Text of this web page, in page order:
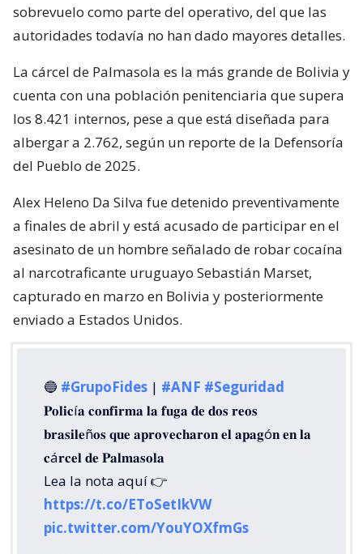
sobrevuelo como parte del operativo, del que las
autoridades todavía no han dado mayores detalles.
La cárcel de Palmasola es la más grande de Bolivia y
cuenta con una población penitenciaria que supera
los 8.421 internos, pese a que está diseñada para
albergar a 2.762, según un reporte de la Defensoría
del Pueblo de 2025.
Alex Heleno Da Silva fue detenido preventivamente
a finales de abril y está acusado de participar en el
asesinato de un hombre señalado de robar cocaína
al narcotraficante uruguayo Sebastián Marset,
capturado en marzo en Bolivia y posteriormente
enviado a Estados Unidos.
🔵 #GrupoFides | #ANF #Seguridad
𝐏𝐨𝐥𝐢𝐜í𝐚 𝐜𝐨𝐧𝐟𝐢𝐫𝐦𝐚 𝐥𝐚 𝐟𝐮𝐠𝐚 𝐝𝐞 𝐝𝐨𝐬 𝐫𝐞𝐨𝐬
𝐛𝐫𝐚𝐬𝐢𝐥𝐞ñ𝐨𝐬 𝐪𝐮𝐞 𝐚𝐩𝐫𝐨𝐯𝐞𝐜𝐡𝐚𝐫𝐨𝐧 𝐞𝐥 𝐚𝐩𝐚𝐠ó𝐧 𝐞𝐧 𝐥𝐚
𝐜á𝐫𝐜𝐞𝐥 𝐝𝐞 𝐏𝐚𝐥𝐦𝐚𝐬𝐨𝐥𝐚
Lea la nota aquí 👉
https://t.co/EToSetIkVW
pic.twitter.com/YouYOXfmGs